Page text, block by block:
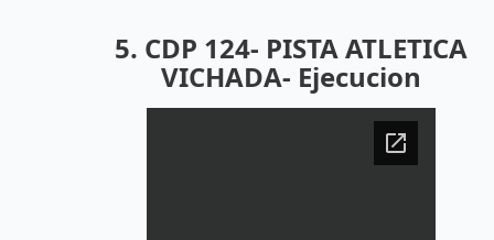
5. CDP 124- PISTA ATLETICA
VICHADA- Ejecucion